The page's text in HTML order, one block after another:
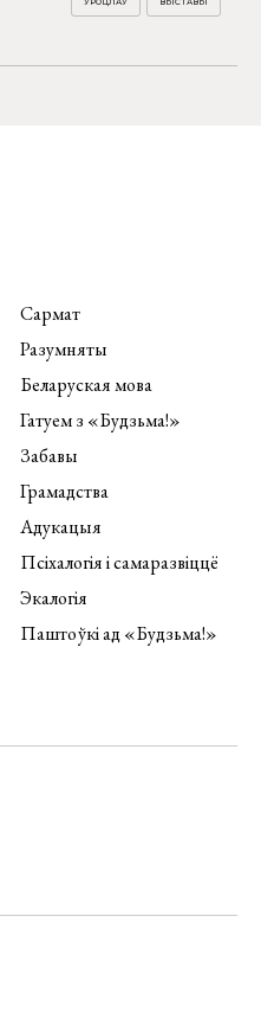
Сармат
Разумняты
Беларуская мова
Гатуем з «Будзьма!»
Забавы
Грамадства
Адукацыя
Псіхалогія і самаразвіццё
Экалогія
Паштоўкі ад «Будзьма!»